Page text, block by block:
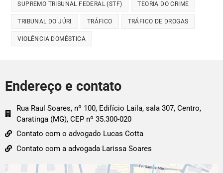
SUPREMO TRIBUNAL FEDERAL (STF) TEORIA DO CRIME
TRIBUNAL DO JÚRI TRÁFICO TRÁFICO DE DROGAS
VIOLÊNCIA DOMÉSTICA
Endereço e contato
Rua Raul Soares, nº 100, Edifício Laila, sala 307, Centro,
Caratinga (MG), CEP nº 35.300-020
Contato com o advogado Lucas Cotta
Contato com a advogada Larissa Soares